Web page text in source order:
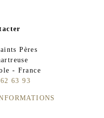
Pères
- France
63 93